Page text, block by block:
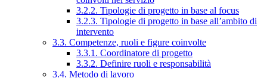
3.2.2. Tipologie di progetto in base al focus
3.2.3. Tipologie di progetto in base all’ambito di
intervento
3.3. Competenze, ruoli e figure coinvolte
3.3.1. Coordinatore di progetto
3.3.2. Definire ruoli e responsabilità
3.4. Metodo di lavoro